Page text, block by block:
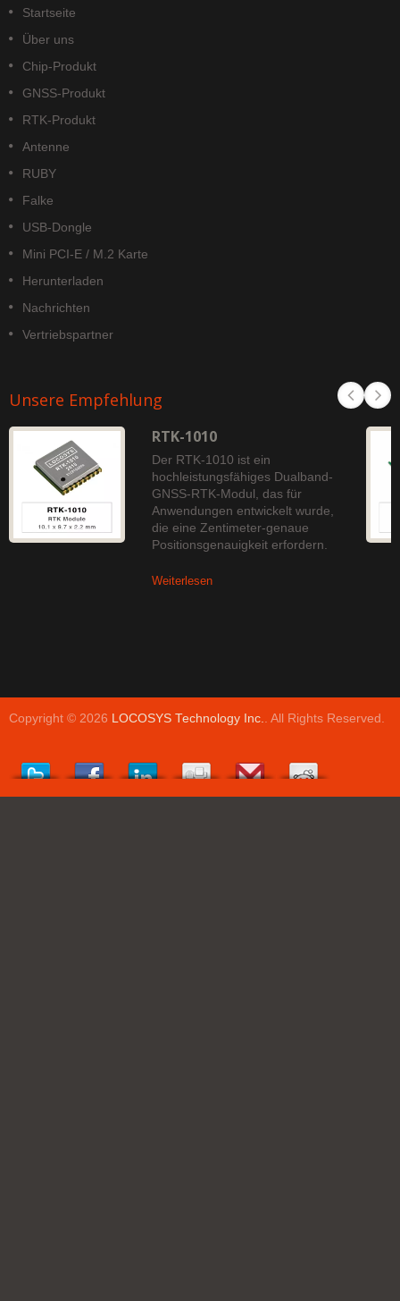
Startseite
Über uns
Chip-Produkt
GNSS-Produkt
RTK-Produkt
Antenne
RUBY
Falke
USB-Dongle
Mini PCI-E / M.2 Karte
Herunterladen
Nachrichten
Vertriebspartner
Unsere Empfehlung
RTK-1010
Der RTK-1010 ist ein
hochleistungsfähiges Dualband-
GNSS-RTK-Modul, das für
Anwendungen entwickelt wurde,
die eine Zentimeter-genaue
Positionsgenauigkeit erfordern.
Weiterlesen
Copyright © 2026 LOCOSYS Technology Inc.. All Rights Reserved.